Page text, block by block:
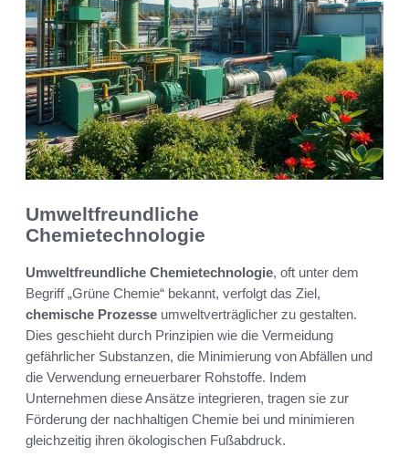
Umweltfreundliche
Chemietechnologie
Umweltfreundliche Chemietechnologie, oft unter dem
Begriff „Grüne Chemie“ bekannt, verfolgt das Ziel,
chemische Prozesse umweltverträglicher zu gestalten.
Dies geschieht durch Prinzipien wie die Vermeidung
gefährlicher Substanzen, die Minimierung von Abfällen und
die Verwendung erneuerbarer Rohstoffe. Indem
Unternehmen diese Ansätze integrieren, tragen sie zur
Förderung der nachhaltigen Chemie bei und minimieren
gleichzeitig ihren ökologischen Fußabdruck.